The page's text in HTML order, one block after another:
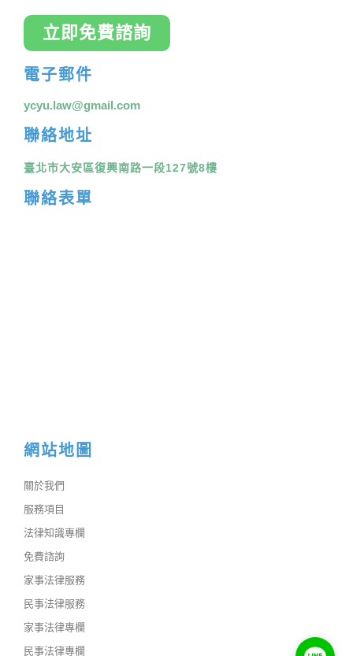
立即免費諮詢
電子郵件
ycyu.law@gmail.com
聯絡地址
臺北市大安區復興南路一段127號8樓
聯絡表單
網站地圖
關於我們
服務項目
法律知識專欄
免費諮詢
家事法律服務
民事法律服務
家事法律專欄
民事法律專欄